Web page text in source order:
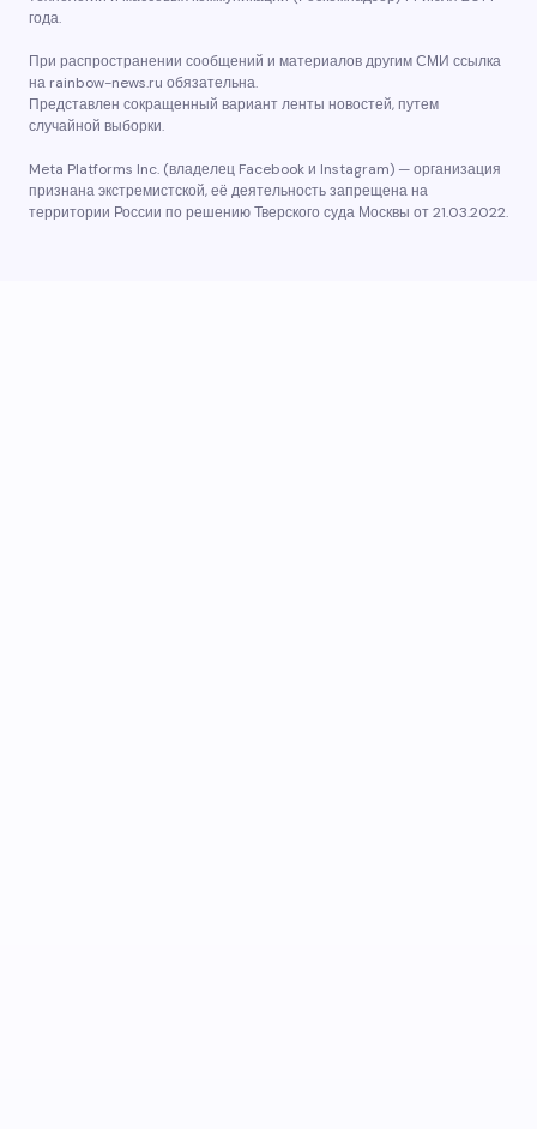
года.
При распространении сообщений и материалов другим СМИ ссылка
на rainbow-news.ru обязательна.
Представлен сокращенный вариант ленты новостей, путем
случайной выборки.
Meta Platforms Inc. (владелец Facebook и Instagram) — организация
признана экстремистской, её деятельность запрещена на
территории России по решению Тверского суда Москвы от 21.03.2022.